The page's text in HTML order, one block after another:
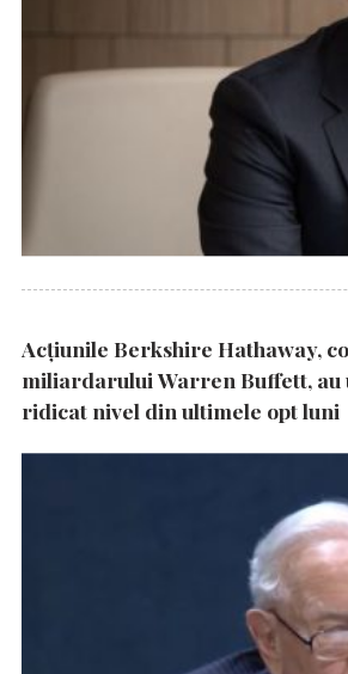
Acțiunile Berkshire Hathaway,
miliardarului Warren Buffett, au
ridicat nivel din ultimele opt luni